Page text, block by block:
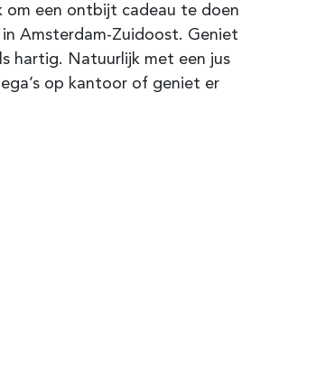
een ontbijt cadeau te doen
Amsterdam-Zuidoost. Geniet
hartig. Natuurlijk met een jus
op kantoor of geniet er